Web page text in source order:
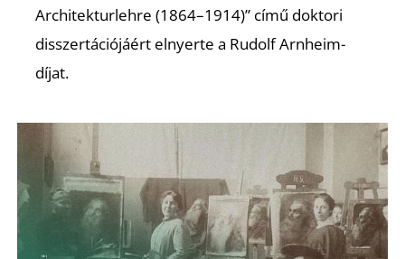
Architekturlehre (1864–1914)” című doktori
disszertációjáért elnyerte a Rudolf Arnheim-
díjat.